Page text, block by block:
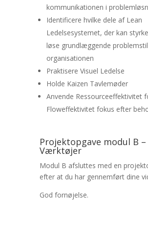
kommunikationen i
Identificere hvilke dele af Lean
Ledelsesystemet, der kan
løse grundlæggende
organisationen
Praktisere Visuel Ledelse
Holde Kaizen Tavlemøder
Anvende Ressourceeffektivitet
Floweffektivitet fokus efter
Projektopgave modul B –
Værktøjer
Modul B afsluttes med en
efter at du har gennemført dine
God fornøjelse.